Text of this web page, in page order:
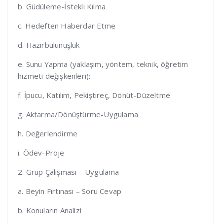
b. Güdüleme-İstekli Kılma
c. Hedeften Haberdar Etme
d. Hazırbulunuşluk
e. Sunu Yapma (yaklaşım, yöntem, teknik, öğretim
hizmeti değişkenleri):
f. İpucu, Katılım, Pekiştireç, Dönüt-Düzeltme
g. Aktarma/Dönüştürme-Uygulama
h. Değerlendirme
i. Ödev-Proje
2. Grup Çalışması – Uygulama
a. Beyin Fırtınası – Soru Cevap
b. Konuların Analizi